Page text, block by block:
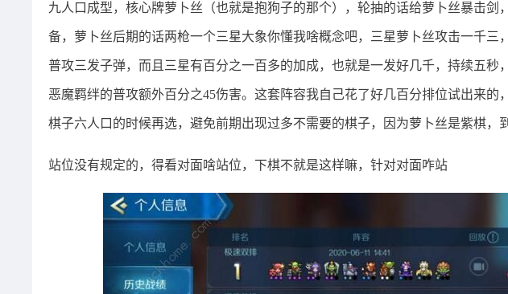
九人口成型，核心牌萝卜丝（也就是抱狗子的那个），轮抽的话给萝卜丝暴击剑
备，萝卜丝后期的话两枪一个三星大象你懂我啥概念吧，三星萝卜丝攻击一千三
普攻三发子弹，而且三星有百分之一百多的加成，也就是一发好几千，持续五秒
恶魔羁绊的普攻额外百分之45伤害。这套阵容我自己花了好几百分排位试出来的
棋子六人口的时候再选，避免前期出现过多不需要的棋子，因为萝卜丝是紫棋，
站位没有规定的，得看对面啥站位，下棋不就是这样嘛，针对对面咋站